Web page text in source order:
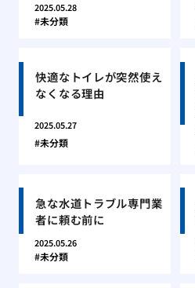
2025.05.28
未分類
快適なトイレが突然使え
なくなる理由
2025.05.27
未分類
急な水道トラブル専門業
者に頼む前に
2025.05.26
未分類